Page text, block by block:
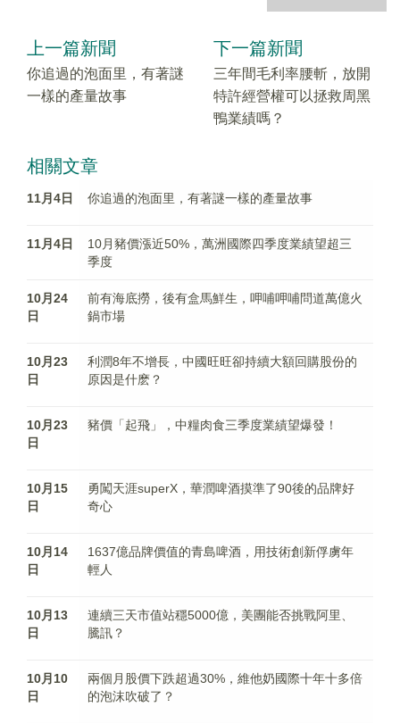
上一篇新聞
你追過的泡面里，有著謎
一樣的產量故事
下一篇新聞
三年間毛利率腰斬，放開
特許經營權可以拯救周黑
鴨業績嗎？
相關文章
11月4日 你追過的泡面里，有著謎一樣的產量故事
11月4日
10月豬價漲近50%，萬洲國際四季度業績望超三
季度
10月24
日
前有海底撈，後有盒馬鮮生，呷哺呷哺問道萬億火
鍋市場
10月23
日
利潤8年不增長，中國旺旺卻持續大額回購股份的
原因是什麽？
10月23
日
豬價「起飛」，中糧肉食三季度業績望爆發！
10月15
日
勇闖天涯superX，華潤啤酒摸準了90後的品牌好
奇心
10月14
日
1637億品牌價值的青島啤酒，用技術創新俘虜年
輕人
10月13
日
連續三天市值站穩5000億，美團能否挑戰阿里、
騰訊？
10月10
日
兩個月股價下跌超過30%，維他奶國際十年十多倍
的泡沫吹破了？